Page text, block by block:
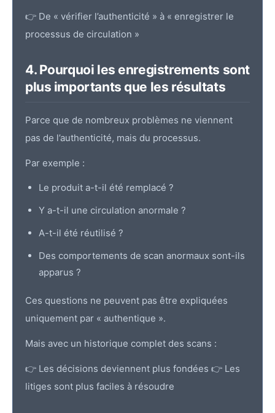
👉 De « vérifier l’authenticité » à « enregistrer le
processus de circulation »
4. Pourquoi les enregistrements sont
plus importants que les résultats
Parce que de nombreux problèmes ne viennent
pas de l’authenticité, mais du processus.
Par exemple :
Le produit a-t-il été remplacé ?
Y a-t-il une circulation anormale ?
A-t-il été réutilisé ?
Des comportements de scan anormaux sont-ils
apparus ?
Ces questions ne peuvent pas être expliquées
uniquement par « authentique ».
Mais avec un historique complet des scans :
👉 Les décisions deviennent plus fondées 👉 Les
litiges sont plus faciles à résoudre